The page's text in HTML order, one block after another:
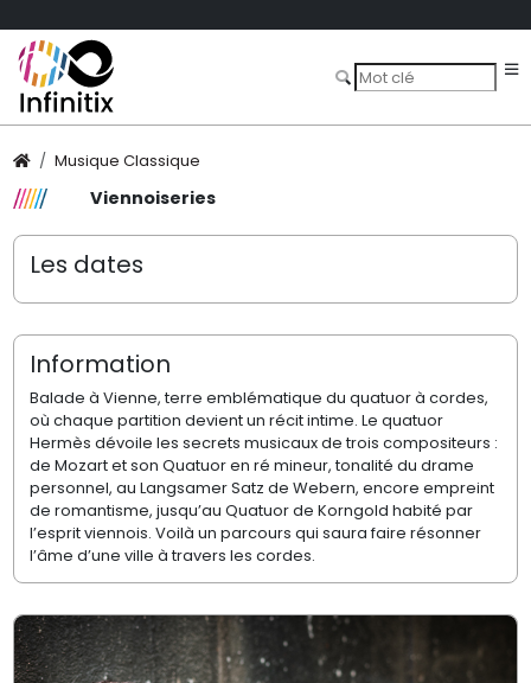
Musique Classique
Viennoiseries
Les dates
Information
Balade à Vienne, terre emblématique du quatuor à cordes,
où chaque partition devient un récit intime. Le quatuor
Hermès dévoile les secrets musicaux de trois compositeurs :
de Mozart et son Quatuor en ré mineur, tonalité du drame
personnel, au Langsamer Satz de Webern, encore empreint
de romantisme, jusqu’au Quatuor de Korngold habité par
l’esprit viennois. Voilà un parcours qui saura faire résonner
l’âme d’une ville à travers les cordes.